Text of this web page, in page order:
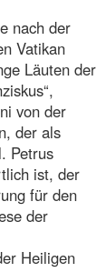
nach der
Vatikan
Läuten der
von der
der als
Petrus
ist, der
für den
der
Heiligen